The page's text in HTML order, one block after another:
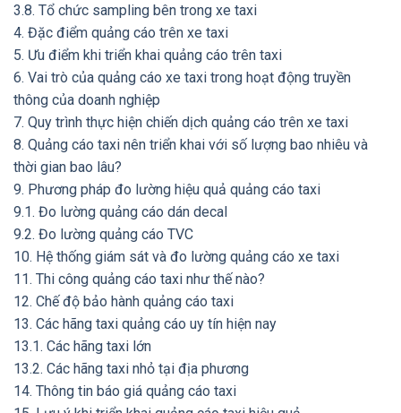
3.8. Tổ chức sampling bên trong xe taxi
4. Đặc điểm quảng cáo trên xe taxi
5. Ưu điểm khi triển khai quảng cáo trên taxi
6. Vai trò của quảng cáo xe taxi trong hoạt động truyền
thông của doanh nghiệp
7. Quy trình thực hiện chiến dịch quảng cáo trên xe taxi
8. Quảng cáo taxi nên triển khai với số lượng bao nhiêu và
thời gian bao lâu?
9. Phương pháp đo lường hiệu quả quảng cáo taxi
9.1. Đo lường quảng cáo dán decal
9.2. Đo lường quảng cáo TVC
10. Hệ thống giám sát và đo lường quảng cáo xe taxi
11. Thi công quảng cáo taxi như thế nào?
12. Chế độ bảo hành quảng cáo taxi
13. Các hãng taxi quảng cáo uy tín hiện nay
13.1. Các hãng taxi lớn
13.2. Các hãng taxi nhỏ tại địa phương
14. Thông tin báo giá quảng cáo taxi